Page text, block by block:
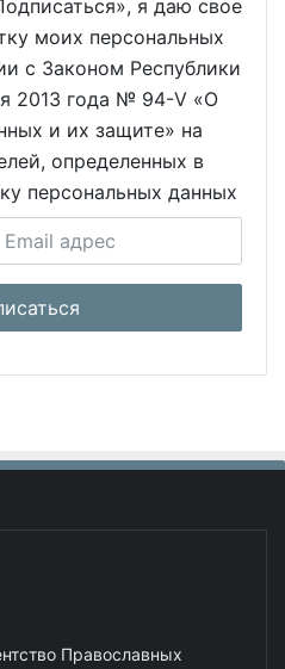
я даю свое
моих персональных
с Законом Республики
2013 года № 94-V «О
и их защите» на
определенных в
персональных данных
Православных